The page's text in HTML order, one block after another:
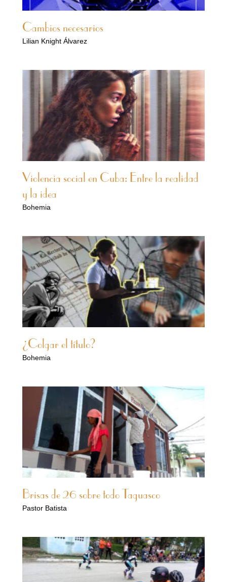
Cambios necesarios
Lilian Knight Álvarez
Violencia social en Cuba: Entre la realidad
y la idea
Bohemia
¿Colgar el título?
Bohemia
Brisas de 26 sobre todo Taguasco
Pastor Batista